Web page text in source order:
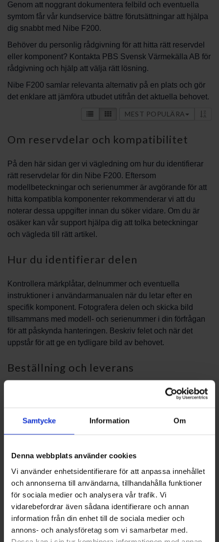
Samtycke Information Om
Denna webbplats använder cookies
Vi använder enhetsidentifierare för att anpassa innehållet
och annonserna till användarna, tillhandahålla funktioner
för sociala medier och analysera vår trafik. Vi
vidarebefordrar även sådana identifierare och annan
information från din enhet till de sociala medier och
annons- och analysföretag som vi samarbetar med.
Genom att noggrant dokumentera felbild och eventuella
symtom får vår kundservice bättre förutsättningar att hjälpa
dig snabbt med Nibe F200.
Behöver du personlig rådgivning för att hitta rätt reservdel
eller komponent? Kontakta PBS Svensk Värmekälla AB för
rådgivning och hjälp att välja rätt lösning.
Nibe F200 samlar relevanta alternativ på en plats och gör
det enklare att jämföra utbudet utifrån det aktuella behovet.
MEST POPULÄRA
Om reservdelar och kompatibilitet
På den här sidan ger vi vägledning om hur du identifierar
rätt reservdelar för din Nibe F200. Eftersom
modellbeteckningar och serienummer är avgörande för att
hitta kompatibla komponenter rekommenderar vi att du
noterar dessa uppgifter innan du söker vidare. Om du är
osäker kan vår support hjälpa dig att tolka beteckningar
och vägleda till rätt artikel.
Hur du identifierar delen
Kontrollera märkplåtar, delnummer och eventuella
instruktioner i användarmanualen när du letar efter en
specifik komponent. Fotografera delen och skicka bild
tillsammans med modell- och serienummer i din förfrågan
för att påskynda hanteringen. Beskriv felet och när det
uppstår för att ge en tydligare bild av behovet.
Beställning och leverans
När du är redo att beställa, ange så mycket information
kontrollera artikelns tillgänglighet. För leveransalternativ
Support och rådgivning
Om du behöver hjälp att avgöra vilken del som passar din
enhet eller vill ha rekommendationer inför ett
serviceärende, finns vår kunniga personal tillgänglig. Vi
kan vägleda dig genom identifiering, beställningsprocess